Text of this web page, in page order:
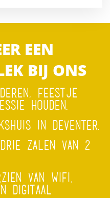
EEN
BIJ ONS
FEESTJE
HOUDEN.
IN DEVENTER.
ZALEN VAN 2
VAN WIFI,
DIGITAAL